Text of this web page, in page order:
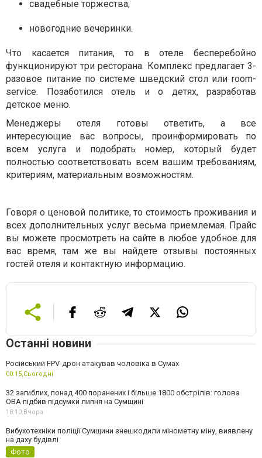
свадебные торжества;
новогодние вечеринки.
Что касается питания, то в отеле бесперебойно
функционируют три ресторана. Комплекс предлагает 3-
разовое питание по системе шведский стол или room-
service. Позаботился отель и о детях, разработав
детское меню.
Менеджеры отеля готовы ответить, а все
интересующие вас вопросы, проинформировать по
всем услуга и подобрать номер, который будет
полностью соответствовать всем вашим требованиям,
критериям, материальным возможностям.
Говоря о ценовой политике, то стоимость проживания и
всех дополнительных услуг весьма приемлемая. Прайс
вы можете просмотреть на сайте в любое удобное для
вас время, там же вы найдете отзывы постоянных
гостей отеля и контактную информацию.
Останні новини
Російський FPV-дрон атакував чоловіка в Сумах
00:15, Сьогодні
32 загиблих, понад 400 поранених і більше 1800 обстрілів: голова
ОВА підбив підсумки липня на Сумщині
18:10, Вчора
Вибухотехніки поліції Сумщини знешкодили мінометну міну, виявлену
на даху будівлі
Фото